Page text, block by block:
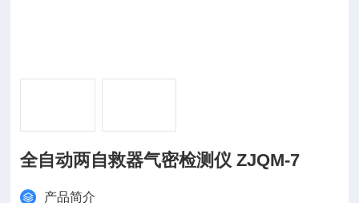
全自动两自救器气密检测仪 ZJQM-7
产品简介